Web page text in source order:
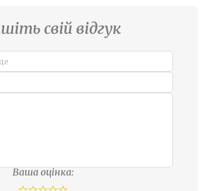
свій відгук
Ваша оцінка: